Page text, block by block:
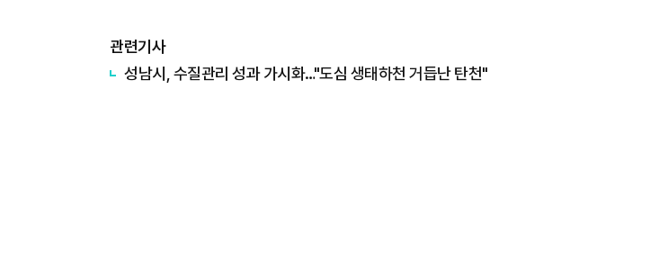
관련기사
성남시, 수질관리 성과 가시화…"도심 생태하천 거듭난 탄천"